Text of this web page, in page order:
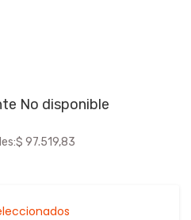
No disponible
$ 97.519,83